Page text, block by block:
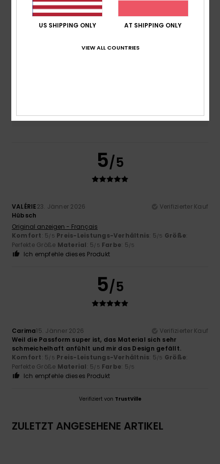
Preis-Leistungs-Verhältnis
5/5
VALÉRIE23. Jänner 2026
Verifizierter Kauf
Hübsch
Original anzeigen - Français
Komfort: 5/5 Preis-Leistungs-Verhältnis: 5/5 Größe:
Perfekte Größe Material: 5/5 Farbe: 5/5
Ich empfehle dieses Produkt
5/5
Carima15. Jänner 2026
Verifizierter Kauf
Weil die Passform super ist, das Material sich sehr
schmeichelhaft anfühlt und mir das Design gefällt.
Komfort: 5/5 Preis-Leistungs-Verhältnis: 5/5 Größe:
Perfekte Größe Material: 5/5 Farbe: 5/5
Ich empfehle dieses Produkt
Verifiziert von TrustVille
ZULETZT ANGESEHENE ARTIKEL
US SHIPPING ONLY AT SHIPPING ONLY
VIEW ALL COUNTRIES